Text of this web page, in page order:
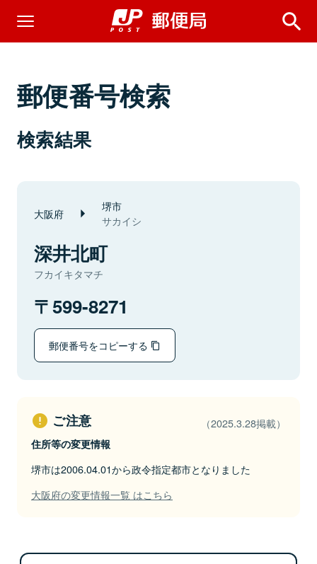
郵便番号検索
検索結果
大阪府 堺市
サカイシ
深井北町
フカイキタマチ
599-8271
郵便番号をコピーする
ご注意 （2025.3.28掲載）
住所等の変更情報
堺市は2006.04.01から政令指定都市となりました
大阪府の変更情報一覧 はこちら